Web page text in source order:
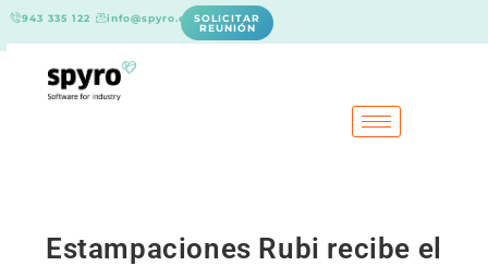
943 335 122 info@spyro.es SOLICITAR
REUNIÓN
Estampaciones Rubi recibe el